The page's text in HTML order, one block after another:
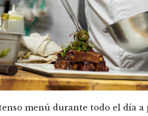
menú durante todo el día a